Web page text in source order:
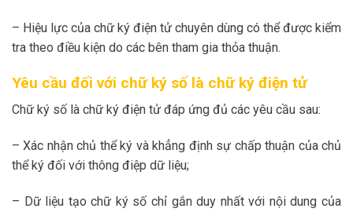
– Hiệu lực của chữ ký điện tử chuyên dùng có thể được kiểm
tra theo điều kiện do các bên tham gia thỏa thuận.
Yêu cầu đối với chữ ký số là chữ ký điện tử
Chữ ký số là chữ ký điện tử đáp ứng đủ các yêu cầu sau:
– Xác nhận chủ thể ký và khẳng định sự chấp thuận của chủ
thể ký đối với thông điệp dữ liệu;
– Dữ liệu tạo chữ ký số chỉ gắn duy nhất với nội dung của